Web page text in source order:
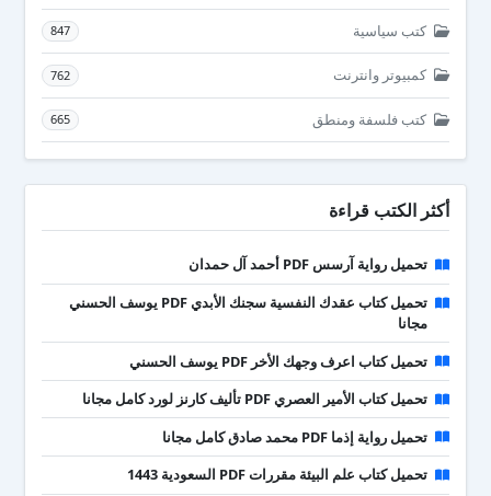
كتب سياسية 847
كمبيوتر وانترنت 762
كتب فلسفة ومنطق 665
أكثر الكتب قراءة
تحميل رواية آرسس PDF أحمد آل حمدان
تحميل كتاب عقدك النفسية سجنك الأبدي PDF يوسف الحسني
مجانا
تحميل كتاب اعرف وجهك الأخر PDF يوسف الحسني
تحميل كتاب الأمير العصري PDF تأليف كارنز لورد كامل مجانا
تحميل رواية إذما PDF محمد صادق كامل مجانا
تحميل كتاب علم البيئة مقررات PDF السعودية 1443